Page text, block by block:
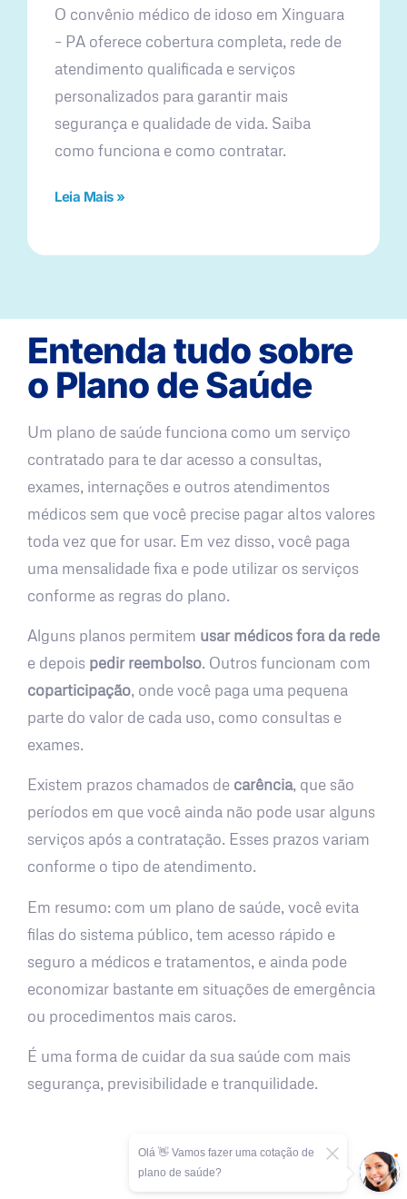
O convênio médico de idoso em Xinguara
– PA oferece cobertura completa, rede de
atendimento qualificada e serviços
personalizados para garantir mais
segurança e qualidade de vida. Saiba
como funciona e como contratar.
Leia Mais »
Entenda tudo sobre
o Plano de Saúde
Um plano de saúde funciona como um serviço
contratado para te dar acesso a consultas,
exames, internações e outros atendimentos
médicos sem que você precise pagar altos valores
toda vez que for usar. Em vez disso, você paga
uma mensalidade fixa e pode utilizar os serviços
conforme as regras do plano.
Alguns planos permitem usar médicos fora da rede
e depois pedir reembolso. Outros funcionam com
coparticipação, onde você paga uma pequena
parte do valor de cada uso, como consultas e
exames.
Existem prazos chamados de carência, que são
períodos em que você ainda não pode usar alguns
serviços após a contratação. Esses prazos variam
conforme o tipo de atendimento.
Em resumo: com um plano de saúde, você evita
filas do sistema público, tem acesso rápido e
seguro a médicos e tratamentos, e ainda pode
economizar bastante em situações de emergência
ou procedimentos mais caros.
É uma forma de cuidar da sua saúde com mais
segurança, previsibilidade e tranquilidade.
Olá 👋 Vamos fazer uma cotação de
plano de saúde?